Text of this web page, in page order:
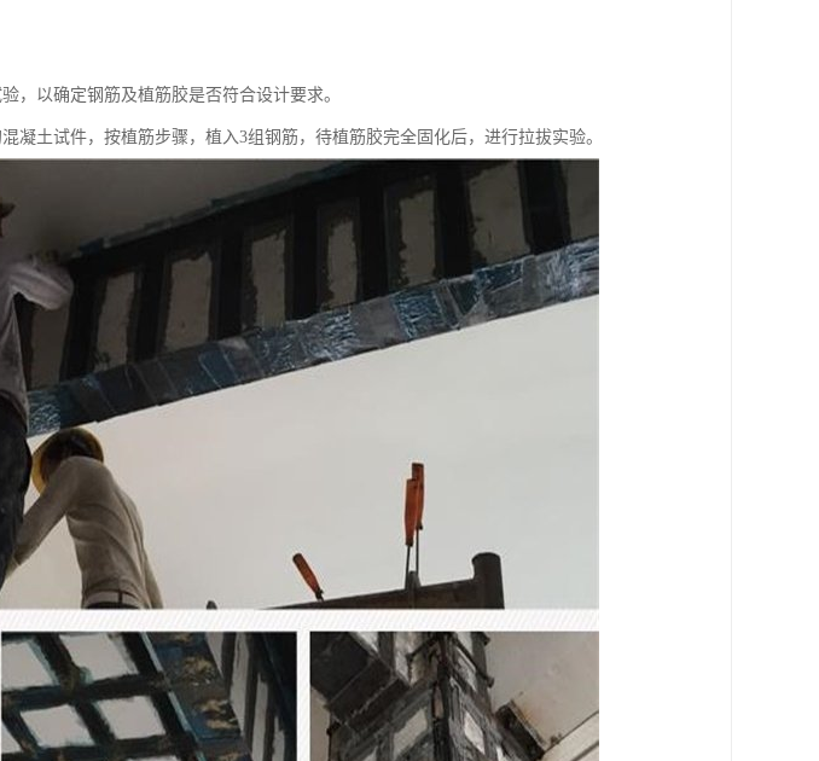
，以确定钢筋及植筋胶是否符合设计要求。
凝土试件，按植筋步骤，植入3组钢筋，待植筋胶完全固化后，进行拉拔实验。